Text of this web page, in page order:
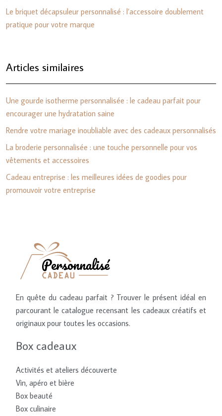
Le briquet décapsuleur personnalisé : l’accessoire doublement
pratique pour votre marque
Articles similaires
Une gourde isotherme personnalisée : le cadeau parfait pour
encourager une hydratation saine
Rendre votre mariage inoubliable avec des cadeaux personnalisés
La broderie personnalisée : une touche personnelle pour vos
vêtements et accessoires
Cadeau entreprise : les meilleures idées de goodies pour
promouvoir votre entreprise
En quête du cadeau parfait ? Trouver le présent idéal en
parcourant le catalogue recensant les cadeaux créatifs et
originaux pour toutes les occasions.
Box cadeaux
Activités et ateliers découverte
Vin, apéro et bière
Box beauté
Box culinaire